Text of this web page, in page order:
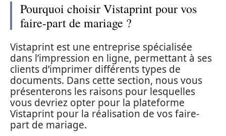
Pourquoi choisir Vistaprint pour vos
faire-part de mariage ?
Vistaprint est une entreprise spécialisée
dans l’impression en ligne, permettant à ses
clients d’imprimer différents types de
documents. Dans cette section, nous vous
présenterons les raisons pour lesquelles
vous devriez opter pour la plateforme
Vistaprint pour la réalisation de vos faire-
part de mariage.